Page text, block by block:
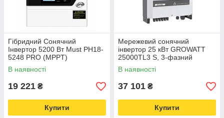
Гібридний Сонячний
Інвертор 5200 Вт Must PH18-
5248 PRO (MPPT)
В наявності
19 221 ₴
Купити
Мережевий сонячний
інвертор 25 кВт GROWATT
25000TL3 S, 3-фазний
В наявності
37 101 ₴
Купити